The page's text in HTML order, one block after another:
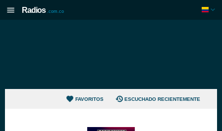
Radios .com.co
FAVORITOS ESCUCHADO RECIENTEMENTE